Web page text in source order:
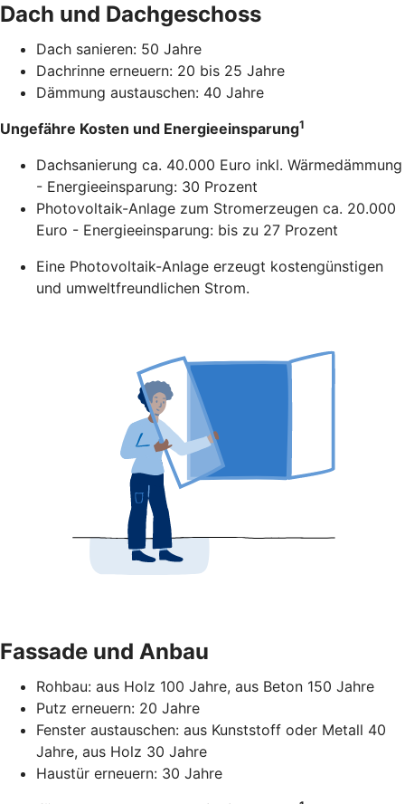
Dach und Dachgeschoss
Dach sanieren: 50 Jahre
Dachrinne erneuern: 20 bis 25 Jahre
Dämmung austauschen: 40 Jahre
Ungefähre Kosten und Energieeinsparung1
Dachsanierung ca. 40.000 Euro inkl. Wärmedämmung
- Energieeinsparung: 30 Prozent
Photovoltaik-Anlage zum Stromerzeugen ca. 20.000
Euro - Energieeinsparung: bis zu 27 Prozent
Eine Photovoltaik-Anlage erzeugt kostengünstigen
und umweltfreundlichen Strom.
Fassade und Anbau
Rohbau: aus Holz 100 Jahre, aus Beton 150 Jahre
Putz erneuern: 20 Jahre
Fenster austauschen: aus Kunststoff oder Metall 40
Jahre, aus Holz 30 Jahre
Haustür erneuern: 30 Jahre